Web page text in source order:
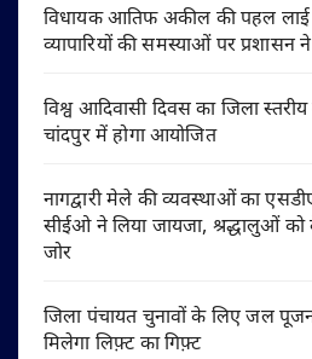
विधायक आतिफ अकील की पहल लाई
व्यापारियों की समस्याओं पर प्रशासन
विश्व आदिवासी दिवस का जिला
चांदपुर में होगा आयोजित
नागद्वारी मेले की व्यवस्थाओं का
सीईओ ने लिया जायजा, श्रद्धालुओं
जोर
जिला पंचायत चुनावों के लिए जल
मिलेगा लिफ़्ट का गिफ़्ट